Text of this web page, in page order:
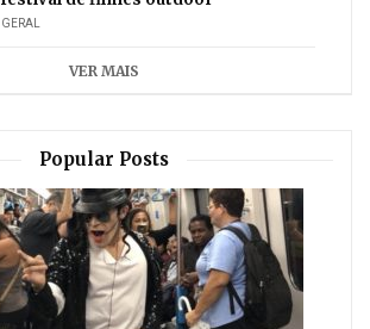
GERAL
VER MAIS
Popular Posts